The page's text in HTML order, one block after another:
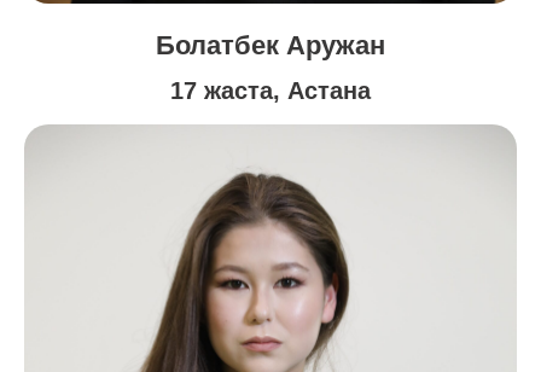
Болатбек Аружан
17 жаста, Астана